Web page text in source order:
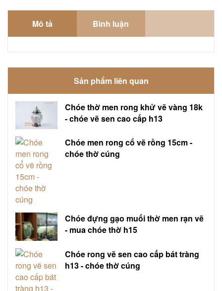
Mô tả Bình luận
Sản phẩm liên quan
Chóe thờ men rong khử vẽ vàng 18k
- chóe vẽ sen cao cấp h13
Chóe men rong cổ vẽ rồng 15cm -
chóe thờ cúng
Chóe đựng gạo muối thờ men rạn vẽ
- mua chóe thờ h15
Chóe rong vẽ sen cao cấp bát tràng
h13 - chóe thờ cúng